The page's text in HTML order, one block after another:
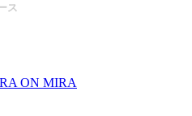
ス
ON MIRA